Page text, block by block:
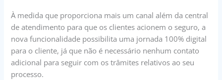
À medida que proporciona mais um canal além da central
de atendimento para que os clientes acionem o seguro, a
nova funcionalidade possibilita uma jornada 100% digital
para o cliente, já que não é necessário nenhum contato
adicional para seguir com os trâmites relativos ao seu
processo.